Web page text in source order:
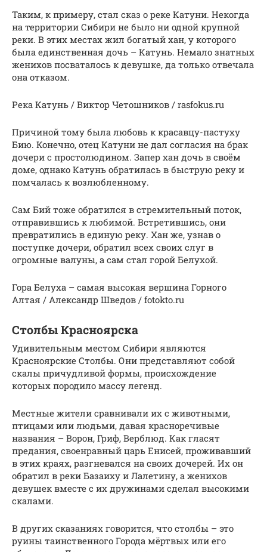
Таким, к примеру, стал сказ о реке Катуни. Некогда
на территории Сибири не было ни одной крупной
реки. В этих местах жил богатый хан, у которого
была единственная дочь – Катунь. Немало знатных
женихов посваталось к девушке, да только отвечала
она отказом.
Река Катунь / Виктор Четошников / rasfokus.ru
Причиной тому была любовь к красавцу-пастуху
Бию. Конечно, отец Катуни не дал согласия на брак
дочери с простолюдином. Запер хан дочь в своём
доме, однако Катунь обратилась в быструю реку и
помчалась к возлюбленному.
Сам Бий тоже обратился в стремительный поток,
отправившись к любимой. Встретившись, они
превратились в единую реку. Хан же, узнав о
поступке дочери, обратил всех своих слуг в
огромные валуны, а сам стал горой Белухой.
Гора Белуха – самая высокая вершина Горного
Алтая / Александр Шведов / fotokto.ru
Столбы Красноярска
Удивительным местом Сибири являются
Красноярские Столбы. Они представляют собой
скалы причудливой формы, происхождение
которых породило массу легенд.
Местные жители сравнивали их с животными,
птицами или людьми, давая красноречивые
названия – Ворон, Гриф, Верблюд. Как гласят
предания, своенравный царь Енисей, проживавший
в этих краях, разгневался на своих дочерей. Их он
обратил в реки Базаиху и Лалетину, а женихов
девушек вместе с их дружинами сделал высокими
скалами.
В других сказаниях говорится, что столбы – это
руины таинственного Города мёртвых или его